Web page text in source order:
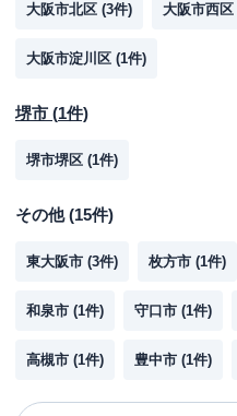
大阪市北区 (3件) 大阪市西区
大阪市淀川区 (1件)
堺市 (1件)
堺市堺区 (1件)
その他(15件)
東大阪市 (3件) 枚方市 (1件)
和泉市 (1件) 守口市 (1件)
高槻市 (1件) 豊中市 (1件)